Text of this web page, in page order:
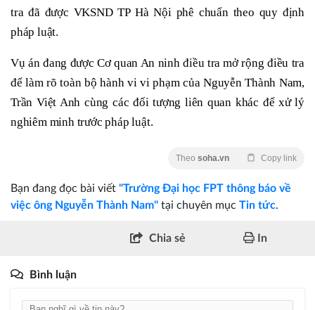
tra đã được VKSND TP Hà Nội phê chuẩn theo quy định
pháp luật.
Vụ án đang được Cơ quan An ninh điều tra mở rộng điều tra
để làm rõ toàn bộ hành vi vi phạm của Nguyễn Thành Nam,
Trần Việt Anh cùng các đối tượng liên quan khác để xử lý
nghiêm minh trước pháp luật.
Theo soha.vn Copy link
Bạn đang đọc bài viết "Trường Đại học FPT thông báo về
việc ông Nguyễn Thành Nam" tại chuyên mục Tin tức.
Chia sẻ In
Bình luận